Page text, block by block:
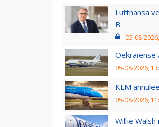
Lufthansa
B
05-08-
Oekraïense
05-08-2026,
KLM
05-08-2026,
Willie